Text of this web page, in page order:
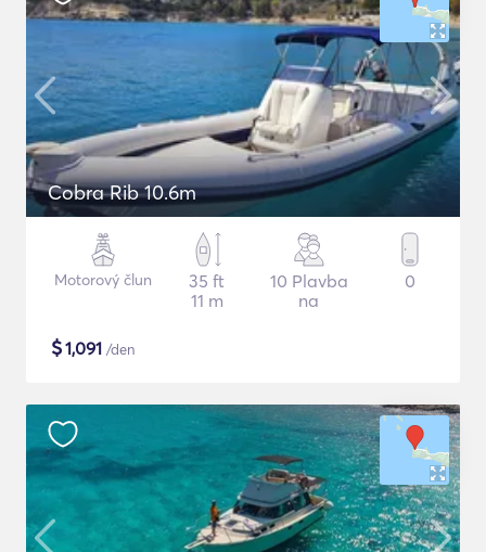
Cobra Rib 10.6m
Motorový člun
35 ft
11 m
10 Plavba
na
0
$1,091 /den